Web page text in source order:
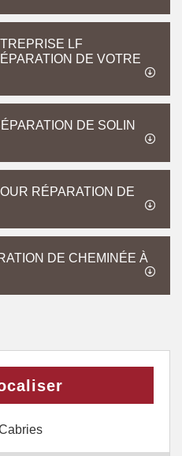
LF
DE VOTRE
DE SOLIN
RÉPARATION DE
DE CHEMINÉE À